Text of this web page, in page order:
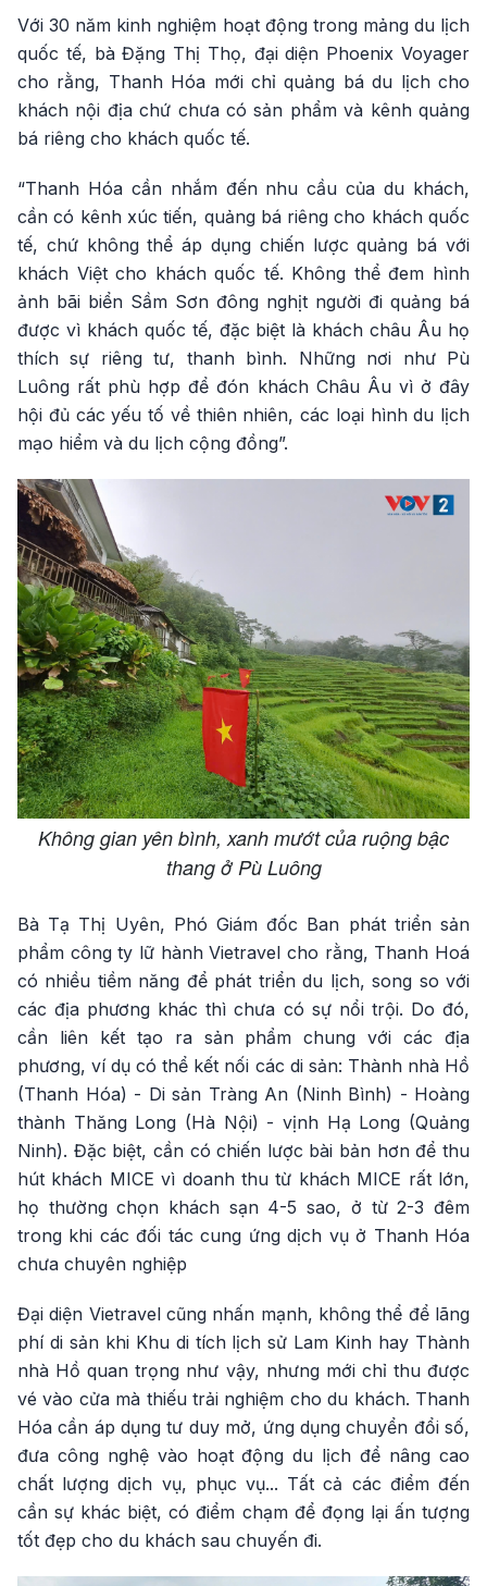
Với 30 năm kinh nghiệm hoạt động trong mảng du lịch
quốc tế, bà Đặng Thị Thọ, đại diện Phoenix Voyager
cho rằng, Thanh Hóa mới chỉ quảng bá du lịch cho
khách nội địa chứ chưa có sản phẩm và kênh quảng
bá riêng cho khách quốc tế.
“Thanh Hóa cần nhắm đến nhu cầu của du khách,
cần có kênh xúc tiến, quảng bá riêng cho khách quốc
tế, chứ không thể áp dụng chiến lược quảng bá với
khách Việt cho khách quốc tế. Không thể đem hình
ảnh bãi biển Sầm Sơn đông nghịt người đi quảng bá
được vì khách quốc tế, đặc biệt là khách châu Âu họ
thích sự riêng tư, thanh bình. Những nơi như Pù
Luông rất phù hợp để đón khách Châu Âu vì ở đây
hội đủ các yếu tố về thiên nhiên, các loại hình du lịch
mạo hiểm và du lịch cộng đồng”.
Không gian yên bình, xanh mướt của ruộng bậc
thang ở Pù Luông
Bà Tạ Thị Uyên, Phó Giám đốc Ban phát triển sản
phẩm công ty lữ hành Vietravel cho rằng, Thanh Hoá
có nhiều tiềm năng để phát triển du lịch, song so với
các địa phương khác thì chưa có sự nổi trội. Do đó,
cần liên kết tạo ra sản phẩm chung với các địa
phương, ví dụ có thể kết nối các di sản: Thành nhà Hồ
(Thanh Hóa) - Di sản Tràng An (Ninh Bình) - Hoàng
thành Thăng Long (Hà Nội) - vịnh Hạ Long (Quảng
Ninh). Đặc biệt, cần có chiến lược bài bản hơn để thu
hút khách MICE vì doanh thu từ khách MICE rất lớn,
họ thường chọn khách sạn 4-5 sao, ở từ 2-3 đêm
trong khi các đối tác cung ứng dịch vụ ở Thanh Hóa
chưa chuyên nghiệp
Đại diện Vietravel cũng nhấn mạnh, không thể để lãng
phí di sản khi Khu di tích lịch sử Lam Kinh hay Thành
nhà Hồ quan trọng như vậy, nhưng mới chỉ thu được
vé vào cửa mà thiếu trải nghiệm cho du khách. Thanh
Hóa cần áp dụng tư duy mở, ứng dụng chuyển đổi số,
đưa công nghệ vào hoạt động du lịch để nâng cao
chất lượng dịch vụ, phục vụ... Tất cả các điểm đến
cần sự khác biệt, có điểm chạm để đọng lại ấn tượng
tốt đẹp cho du khách sau chuyến đi.